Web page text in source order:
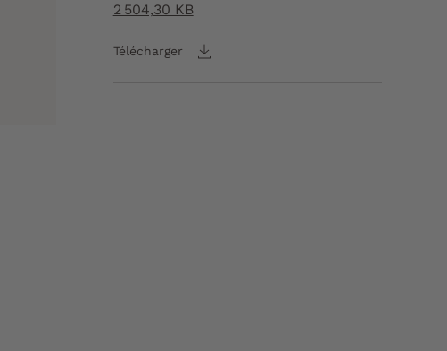
2 504,30 KB
Télécharger